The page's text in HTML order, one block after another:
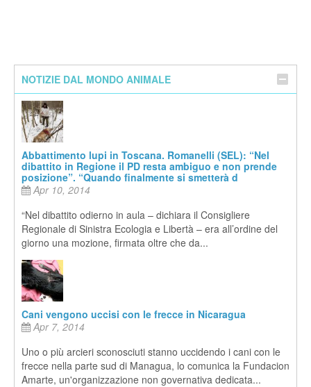
NOTIZIE DAL MONDO ANIMALE
Abbattimento lupi in Toscana. Romanelli (SEL): “Nel
dibattito in Regione il PD resta ambiguo e non prende
posizione”. “Quando finalmente si smetterà d
Apr 10, 2014
“Nel dibattito odierno in aula – dichiara il Consigliere
Regionale di Sinistra Ecologia e Libertà – era all’ordine del
giorno una mozione, firmata oltre che da...
Cani vengono uccisi con le frecce in Nicaragua
Apr 7, 2014
Uno o più arcieri sconosciuti stanno uccidendo i cani con le
frecce nella parte sud di Managua, lo comunica la Fundacion
Amarte, un'organizzazione non governativa dedicata...